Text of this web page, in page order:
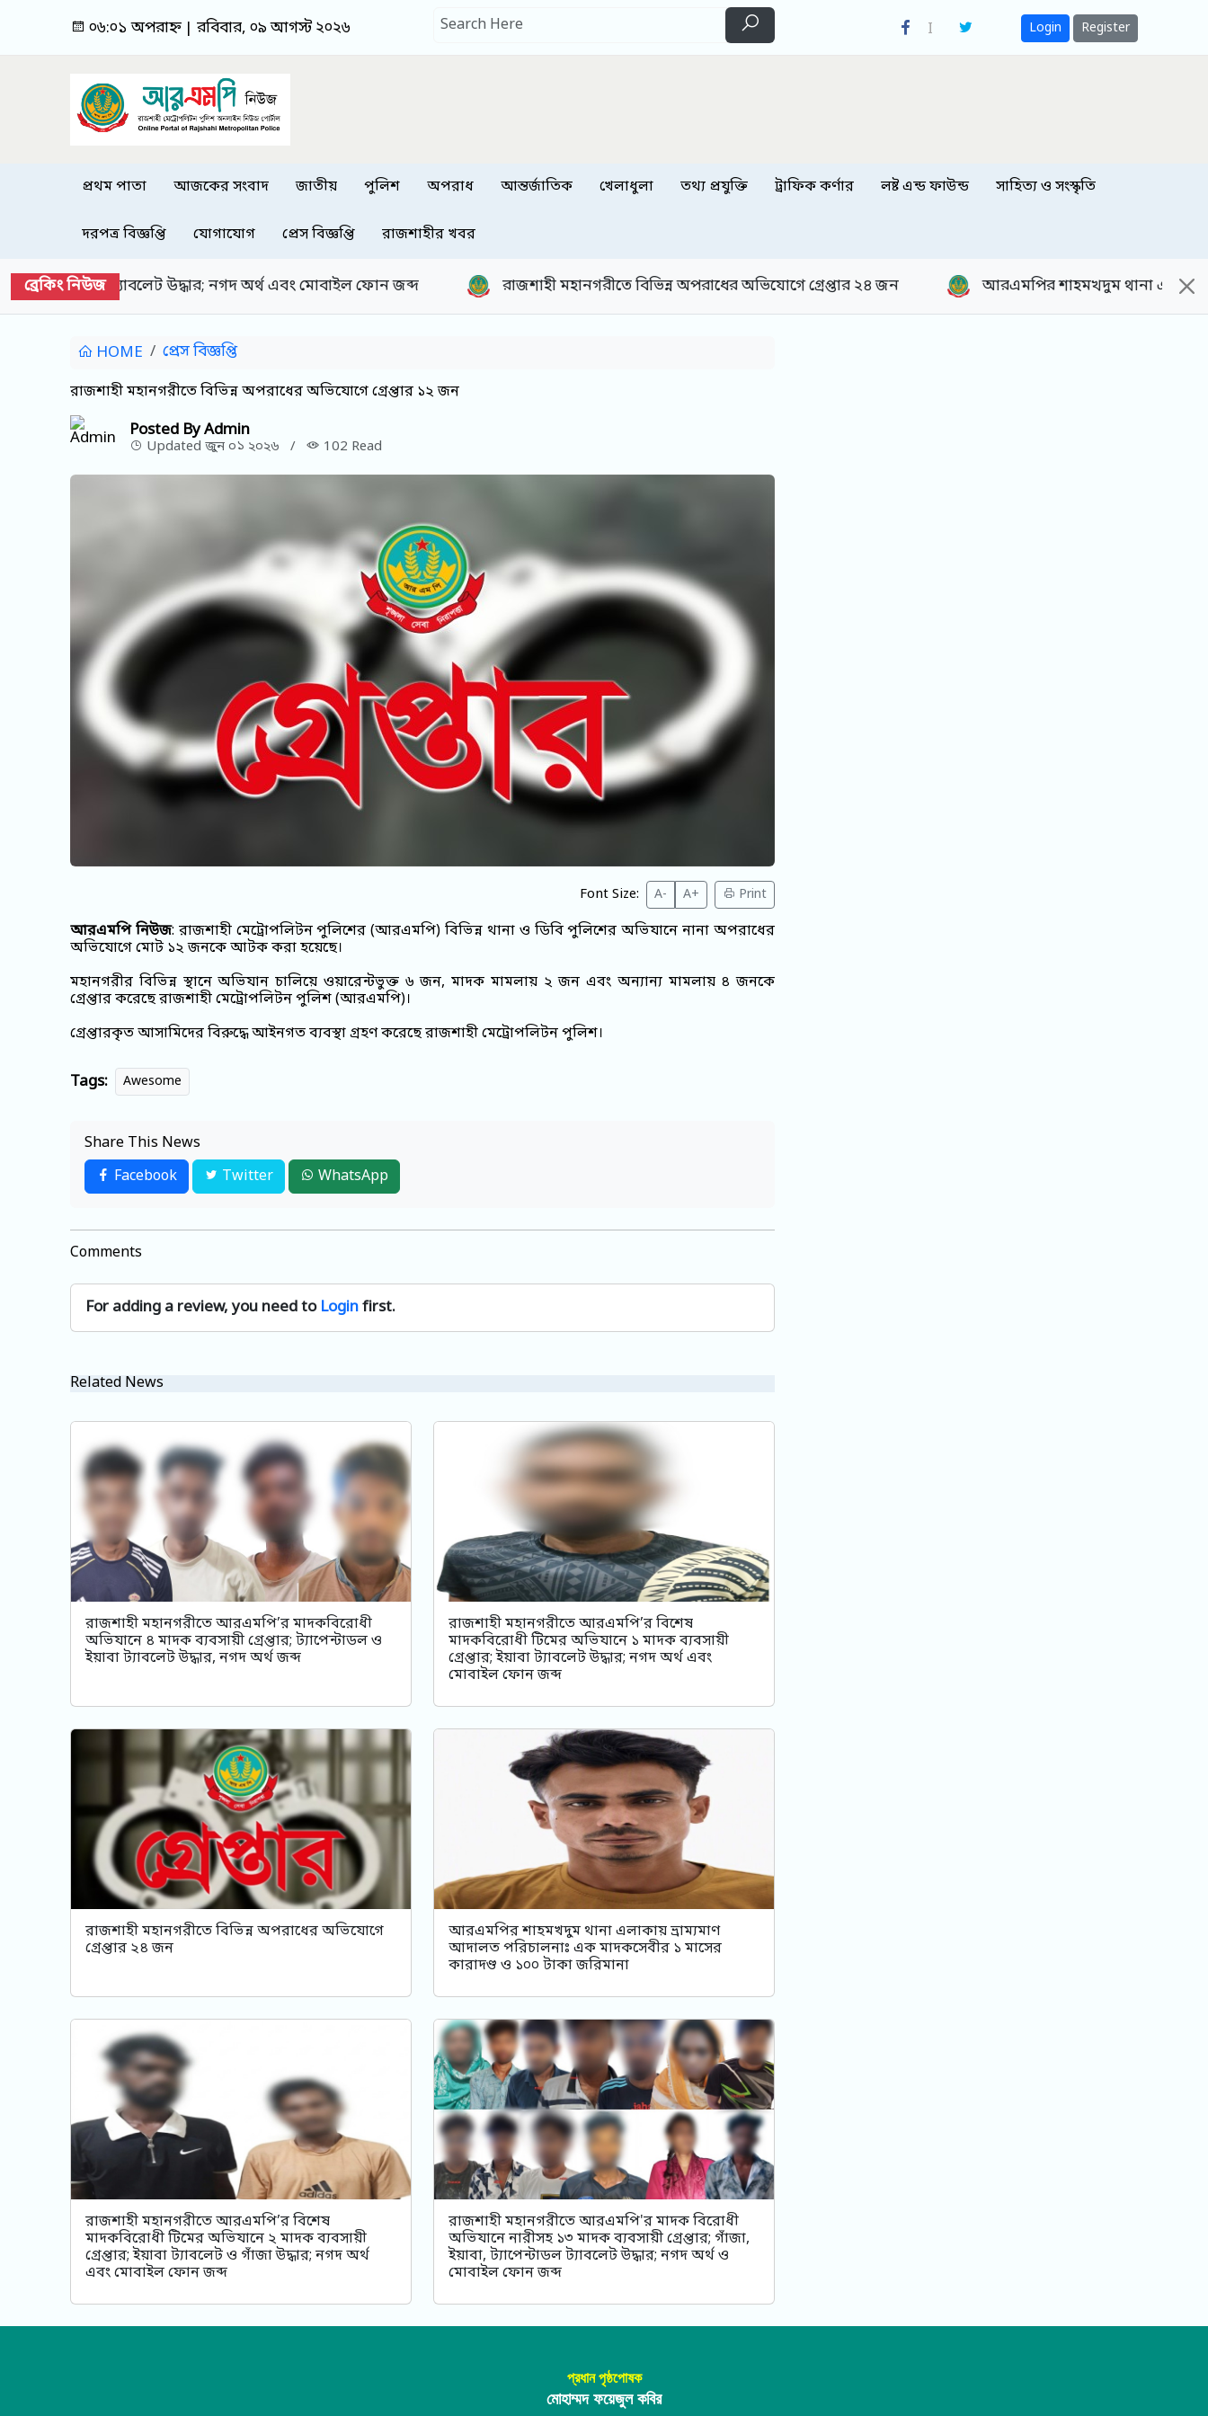
০৬:০১ অপরাহ্ন | রবিবার, ০৯ আগস্ট ২০২৬ Login Register
প্রথম পাতা আজকের সংবাদ জাতীয় পুলিশ অপরাধ আন্তর্জাতিক খেলাধুলা তথ্য প্রযুক্তি ট্রাফিক কর্ণার লষ্ট এন্ড ফাউন্ড সাহিত্য ও সংস্কৃতি
দরপত্র বিজ্ঞপ্তি যোগাযোগ প্রেস বিজ্ঞপ্তি রাজশাহীর খবর
ব্রেকিং নিউজ
উদ্ধার; নগদ অর্থ এবং মোবাইল ফোন জব্দ রাজশাহী মহানগরীতে বিভিন্ন অপরাধের অভিযোগে গ্রেপ্তার ২৪ জন আরএমপির শাহমখদুম থানা এলাকায় ভ্রাম্যমাণ আদালত
HOME প্রেস বিজ্ঞপ্তি
রাজশাহী মহানগরীতে বিভিন্ন অপরাধের অভিযোগে গ্রেপ্তার ১২ জন
Posted By Admin
Updated জুন ০১ ২০২৬ / 102 Read
Font Size: A- A+ Print
আরএমপি নিউজ: রাজশাহী মেট্রোপলিটন পুলিশের (আরএমপি) বিভিন্ন থানা ও ডিবি পুলিশের অভিযানে নানা অপরাধের
অভিযোগে মোট ১২ জনকে আটক করা হয়েছে।
মহানগরীর বিভিন্ন স্থানে অভিযান চালিয়ে ওয়ারেন্টভুক্ত ৬ জন, মাদক মামলায় ২ জন এবং অন্যান্য মামলায় ৪ জনকে
গ্রেপ্তার করেছে রাজশাহী মেট্রোপলিটন পুলিশ (আরএমপি)।
গ্রেপ্তারকৃত আসামিদের বিরুদ্ধে আইনগত ব্যবস্থা গ্রহণ করেছে রাজশাহী মেট্রোপলিটন পুলিশ।
Tags: Awesome
Share This News
Facebook
Twitter WhatsApp
Comments
For adding a review, you need to Loginfirst.
Related News
রাজশাহী মহানগরীতে আরএমপি’র মাদকবিরোধী
অভিযানে ৪ মাদক ব্যবসায়ী গ্রেপ্তার; ট্যাপেন্টাডল ও
ইয়াবা ট্যাবলেট উদ্ধার, নগদ অর্থ জব্দ
রাজশাহী মহানগরীতে আরএমপি’র বিশেষ
মাদকবিরোধী টিমের অভিযানে ১ মাদক ব্যবসায়ী
গ্রেপ্তার; ইয়াবা ট্যাবলেট উদ্ধার; নগদ অর্থ এবং
মোবাইল ফোন জব্দ
রাজশাহী মহানগরীতে বিভিন্ন অপরাধের অভিযোগে
গ্রেপ্তার ২৪ জন
আরএমপির শাহমখদুম থানা এলাকায় ভ্রাম্যমাণ
আদালত পরিচালনাঃ এক মাদকসেবীর ১ মাসের
কারাদণ্ড ও ১০০ টাকা জরিমানা
রাজশাহী মহানগরীতে আরএমপি’র বিশেষ
মাদকবিরোধী টিমের অভিযানে ২ মাদক ব্যবসায়ী
গ্রেপ্তার; ইয়াবা ট্যাবলেট ও গাঁজা উদ্ধার; নগদ অর্থ
এবং মোবাইল ফোন জব্দ
রাজশাহী মহানগরীতে আরএমপি'র মাদক বিরোধী
অভিযানে নারীসহ ১৩ মাদক ব্যবসায়ী গ্রেপ্তার; গাঁজা,
ইয়াবা, ট্যাপেন্টাডল ট্যাবলেট উদ্ধার; নগদ অর্থ ও
মোবাইল ফোন জব্দ
প্রধান পৃষ্ঠপোষক
মোহাম্মদ ফয়েজুল কবির